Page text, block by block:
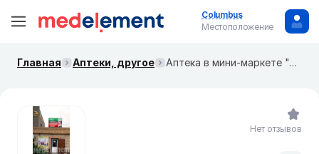
Columbus
Местоположение
Главная Аптеки, другое Аптека в мини-маркете "Ақ-босаға"
Нет отзывов